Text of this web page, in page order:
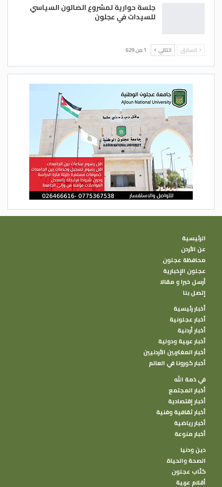
جلسة حوارية لمشروع الصالون السياسي
للسيدات في عجلون
السابق التالي 1 من 629
الرئيسية
عن الأردن
محافظة عجلون
عجلون الإخبارية
أرسل خبرا و مقالا
إتصل بنا
أخبار رئيسية
أخبار عجلونية
أخبار أردنية
أخبار عربية ودولية
أخبار المغتربين الأردنيين
أخبار كورونا في العالم
في ذمة الله
أخبار المجتمع
أخبار إقتصادية
أخبار ثقافية وفنية
أخبار رياضية
أخبار منوعة
دين ودنيا
الصحة والحياة
كتًاب عجلون
أقلام عربية